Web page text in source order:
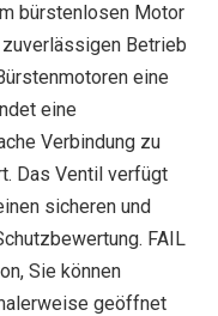
bürstenlosen Motor
Betrieb
eine
eine
Verbindung zu
Das Ventil verfügt
sicheren und
FAIL
Sie können
geöffnet